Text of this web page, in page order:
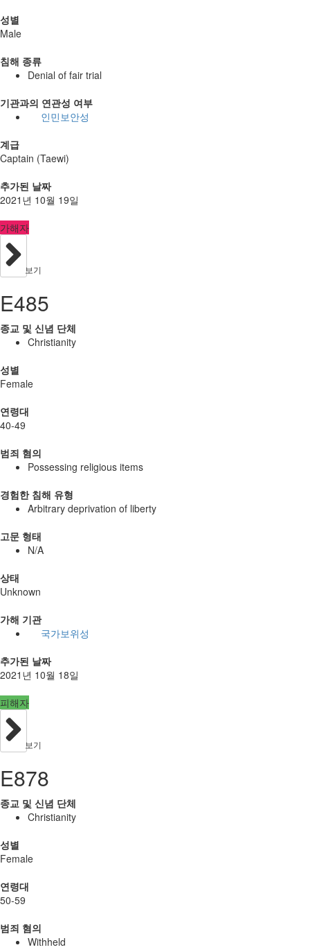
성별
Male
침해 종류
Denial of fair trial
기관과의 연관성 여부
인민보안성
계급
Captain (Taewi)
추가된 날짜
2021년 10월 19일
가해자
보기
E485
종교 및 신념 단체
Christianity
성별
Female
연령대
40-49
범죄 혐의
Possessing religious items
경험한 침해 유형
Arbitrary deprivation of liberty
고문 형태
N/A
상태
Unknown
가해 기관
국가보위성
추가된 날짜
2021년 10월 18일
피해자
보기
E878
종교 및 신념 단체
Christianity
성별
Female
연령대
50-59
범죄 혐의
Withheld